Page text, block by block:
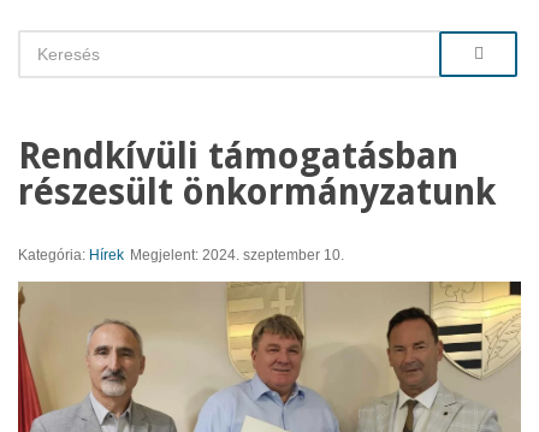
Rendkívüli támogatásban
részesült önkormányzatunk
Kategória: Hírek Megjelent: 2024. szeptember 10.